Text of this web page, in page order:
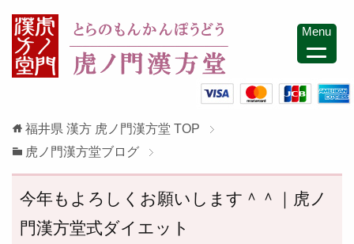
福井県 漢方 虎ノ門漢方堂 TOP
虎ノ門漢方堂ブログ
今年もよろしくお願いします＾＾｜虎ノ
門漢方堂式ダイエット
Menu